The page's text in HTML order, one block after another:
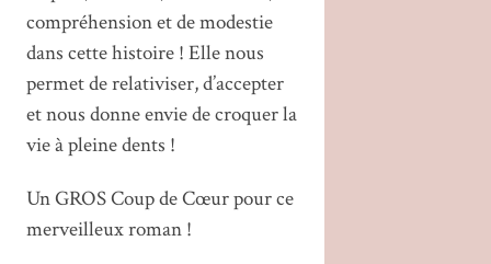
compréhension et de modestie
dans cette histoire ! Elle nous
permet de relativiser, d’accepter
et nous donne envie de croquer la
vie à pleine dents !
Un GROS Coup de Cœur pour ce
merveilleux roman !